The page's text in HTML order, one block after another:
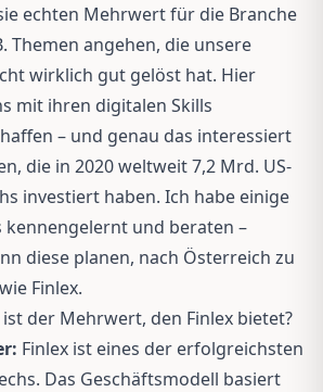
echten Mehrwert für die Branche
Themen angehen, die unsere
wirklich gut gelöst hat. Hier
mit ihren digitalen Skills
– und genau das interessiert
die in 2020 weltweit 7,2 Mrd. US-
investiert haben. Ich habe einige
kennengelernt und beraten –
diese planen, nach Österreich zu
Finlex.
der Mehrwert, den Finlex bietet?
Finlex ist eines der erfolgreichsten
Das Geschäftsmodell basiert